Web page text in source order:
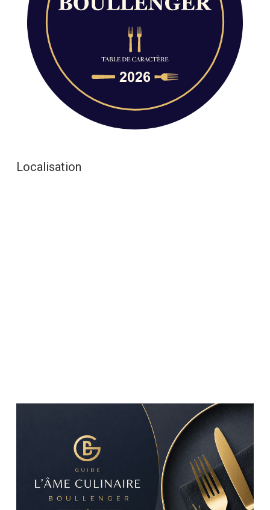
Localisation